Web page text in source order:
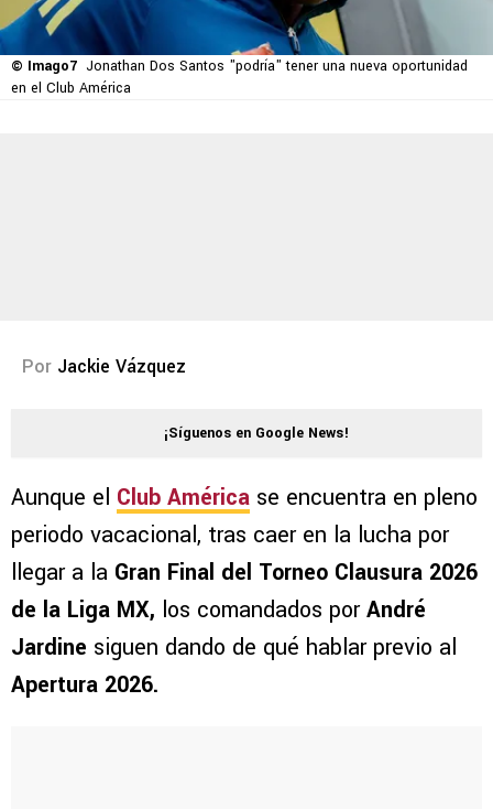
© Imago7 Jonathan Dos Santos "podría" tener una nueva oportunidad
en el Club América
Por Jackie Vázquez
¡Síguenos en Google News!
Aunque el Club América se encuentra en pleno
periodo vacacional, tras caer en la lucha por
llegar a la Gran Final del Torneo Clausura 2026
de la Liga MX, los comandados porAndré
Jardine siguen dando de qué hablar previo al
Apertura 2026.